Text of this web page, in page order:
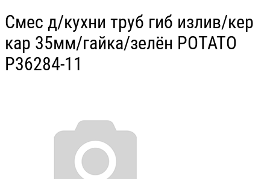
Смес д/кухни труб гиб излив/кер
кар 35мм/гайка/зелён POTATO
P36284-11